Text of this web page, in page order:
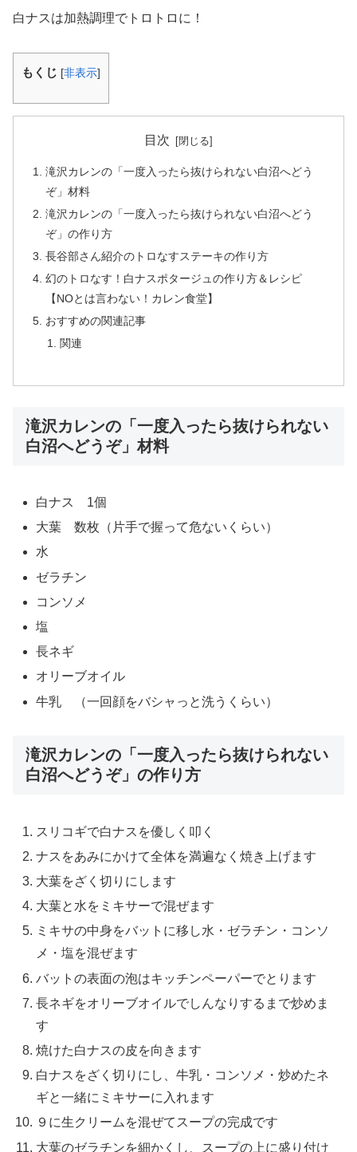
白ナスは加熱調理でトロトロに！
もくじ [非表示]
目次
滝沢カレンの「一度入ったら抜けられない白沼へどう
ぞ」材料
滝沢カレンの「一度入ったら抜けられない白沼へどう
ぞ」の作り方
長谷部さん紹介のトロなすステーキの作り方
幻のトロなす！白ナスポタージュの作り方＆レシピ
【NOとは言わない！カレン食堂】
おすすめの関連記事
関連
滝沢カレンの「一度入ったら抜けられない
白沼へどうぞ」材料
白ナス 1個
大葉 数枚（片手で握って危ないくらい）
水
ゼラチン
コンソメ
塩
長ネギ
オリーブオイル
牛乳 （一回顔をバシャっと洗うくらい）
滝沢カレンの「一度入ったら抜けられない
白沼へどうぞ」の作り方
スリコギで白ナスを優しく叩く
ナスをあみにかけて全体を満遍なく焼き上げます
大葉をざく切りにします
大葉と水をミキサーで混ぜます
ミキサの中身をバットに移し水・ゼラチン・コンソ
メ・塩を混ぜます
バットの表面の泡はキッチンペーパーでとります
長ネギをオリーブオイルでしんなりするまで炒めま
す
焼けた白ナスの皮を向きます
白ナスをざく切りにし、牛乳・コンソメ・炒めたネ
ギと一緒にミキサーに入れます
９に生クリームを混ぜてスープの完成です
大葉のゼラチンを細かくし、スープの上に盛り付け